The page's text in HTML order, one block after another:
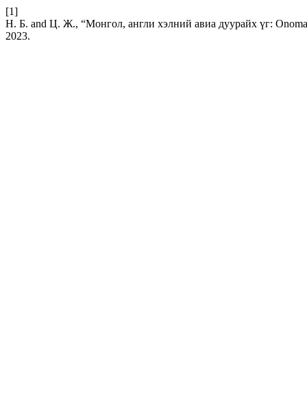
[1]
Н. Б. and Ц. Ж., “Монгол, англи хэлний авиа дуурайх үг:
2023.